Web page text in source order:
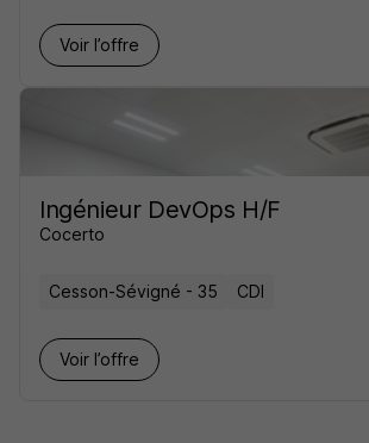
Voir l’offre
Ingénieur DevOps H/F
Cocerto
Cesson-Sévigné - 35 CDI
Voir l’offre